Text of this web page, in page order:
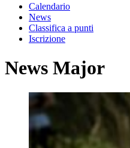
Calendario
News
Classifica a punti
Iscrizione
News Major